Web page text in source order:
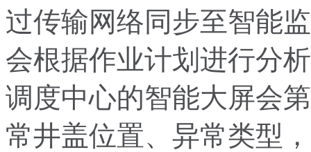
过传输网络同步至智能
会根据作业计划进行分
调度中心的智能大屏会
常井盖位置、异常类型